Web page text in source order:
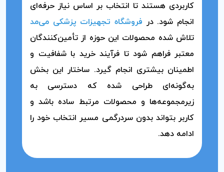
کاربردی هستند تا انتخاب بر اساس نیاز حرفه‌ای
انجام شود. در فروشگاه تجهیزات پزشکی می‌مد
تلاش شده محصولات این حوزه از تأمین‌کنندگان
معتبر فراهم شود تا فرآیند خرید با شفافیت و
اطمینان بیشتری انجام گیرد. ساختار این بخش
به‌گونه‌ای طراحی شده که دسترسی به
زیرمجموعه‌ها و محصولات مرتبط ساده باشد و
کاربر بتواند بدون سردرگمی مسیر انتخاب خود را
ادامه دهد.